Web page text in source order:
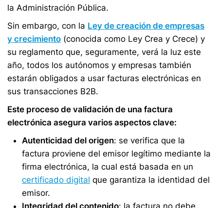
la Administración Pública.
Sin embargo, con la Ley de creación de empresas
y crecimiento (conocida como Ley Crea y Crece) y
su reglamento que, seguramente, verá la luz este
año, todos los autónomos y empresas también
estarán obligados a usar facturas electrónicas en
sus transacciones B2B.
Este proceso de validación de una factura
electrónica asegura varios aspectos clave:
Autenticidad del origen: se verifica que la
factura proviene del emisor legítimo mediante la
firma electrónica, la cual está basada en un
certificado digital que garantiza la identidad del
emisor.
Integridad del contenido: la factura no debe